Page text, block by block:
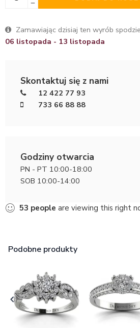
Zamawiając dzisiaj ten wyrób
06 listopada - 13 listopada
Skontaktuj się z nami
12 422 77 93
733 66 88 88
Godziny otwarcia
PN - PT 10:00-18:00
SOB 10:00-14:00
53 people are viewing this right
Podobne produkty